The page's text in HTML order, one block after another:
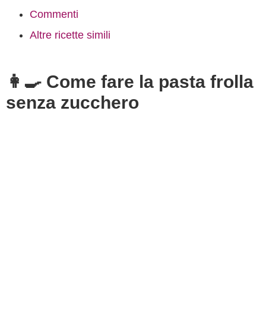
Commenti
Altre ricette simili
👩‍🍳 Come fare la pasta frolla
senza zucchero